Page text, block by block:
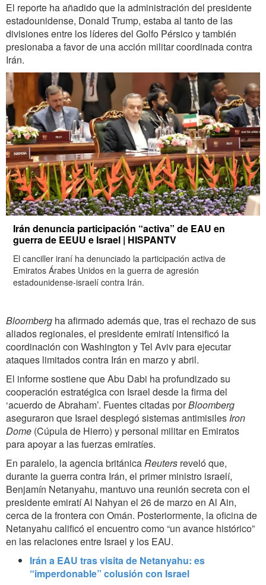
El reporte ha añadido que la administración del presidente
estadounidense, Donald Trump, estaba al tanto de las
divisiones entre los líderes del Golfo Pérsico y también
presionaba a favor de una acción militar coordinada contra
Irán.
Irán denuncia participación “activa” de EAU en
guerra de EEUU e Israel | HISPANTV
El canciller iraní ha denunciado la participación activa de
Emiratos Árabes Unidos en la guerra de agresión
estadounidense-israelí contra Irán.
Bloomberg ha afirmado además que, tras el rechazo de sus
aliados regionales, el presidente emiratí intensificó la
coordinación con Washington y Tel Aviv para ejecutar
ataques limitados contra Irán en marzo y abril.
El informe sostiene que Abu Dabi ha profundizado su
cooperación estratégica con Israel desde la firma del
‘acuerdo de Abraham’. Fuentes citadas porBloomberg
aseguraron que Israel desplegó sistemas antimisiles Iron
Dome (Cúpula de Hierro) y personal militar en Emiratos
para apoyar a las fuerzas emiratíes.
En paralelo, la agencia británicaReuters reveló que,
durante la guerra contra Irán, el primer ministro israelí,
Benjamín Netanyahu, mantuvo una reunión secreta con el
presidente emiratí Al Nahyan el 26 de marzo en Al Ain,
cerca de la frontera con Omán. Posteriormente, la oficina de
Netanyahu calificó el encuentro como “un avance histórico”
en las relaciones entre Israel y los EAU.
Irán a EAU tras visita de Netanyahu: es
“imperdonable” colusión con Israel